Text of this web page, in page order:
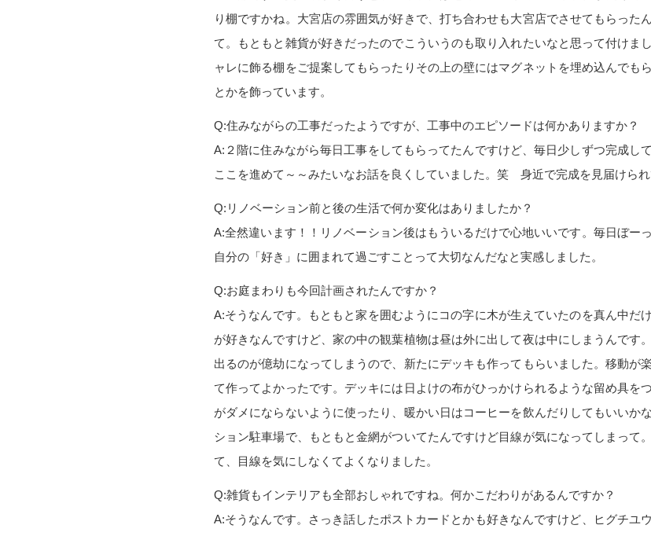
り棚ですかね。大宮店の雰囲気が好きで、打ち合わせも大宮店でさせてもらった
て。もともと雑貨が好きだったのでこういうのも取り入れたいなと思って付けま
ャレに飾る棚をご提案してもらったりその上の壁にはマグネットを埋め込んでも
とかを飾っています。
Q:住みながらの工事だったようですが、工事中のエピソードは何かありますか？
A:２階に住みながら毎日工事をしてもらってたんですけど、毎日少しずつ完成し
ここを進めて～～みたいなお話を良くしていました。笑 身近で完成を見届けられ
Q:リノベーション前と後の生活で何か変化はありましたか？
A:全然違います！！リノベーション後はもういるだけで心地いいです。毎日ぼー
自分の「好き」に囲まれて過ごすことって大切なんだなと実感しました。
Q:お庭まわりも今回計画されたんですか？
A:そうなんです。もともと家を囲むようにコの字に木が生えていたのを真ん中だ
が好きなんですけど、家の中の観葉植物は昼は外に出して夜は中にしまうんです
出るのが億劫になってしまうので、新たにデッキも作ってもらいました。移動が
て作ってよかったです。デッキには日よけの布がひっかけられるような留め具を
がダメにならないように使ったり、暖かい日はコーヒーを飲んだりしてもいいか
ション駐車場で、もともと金網がついてたんですけど目線が気になってしまって
て、目線を気にしなくてよくなりました。
Q:雑貨もインテリアも全部おしゃれですね。何かこだわりがあるんですか？
A:そうなんです。さっき話したポストカードとかも好きなんですけど、ヒグチユ